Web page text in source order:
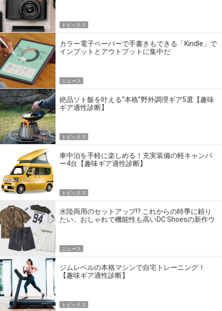
トピックス
カラー電子ペーパーで手書きもできる「Kindle」で
インプットとアウトプットに集中だ
ニュース
絶品ソト飯を叶える“本格”野外調理ギア5選【趣味
ギア適性診断】
トピックス
車中泊を手軽に楽しめる！充実装備の軽キャンパ
ー4台【趣味ギア適性診断】
トピックス
水陸両用のセットアップ!? これからの時季に頼り
たい、おしゃれで機能性も高いDC Shoesの新作ウ
ニュース
ジムレベルの本格マシンで自宅トレーニング！
【趣味ギア適性診断】
トピックス